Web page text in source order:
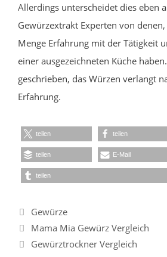
Allerdings unterscheidet dies eben
Gewürzextrakt Experten von
Menge Erfahrung mit der Tätigkeit
einer ausgezeichneten Küche
geschrieben, das Würzen verlangt
Erfahrung.
teilen teilen
teilen E-Mail
teilen
Kategorien
Gewürze
Mama Mia Gewürz Vergleich
Gewürztrockner Vergleich